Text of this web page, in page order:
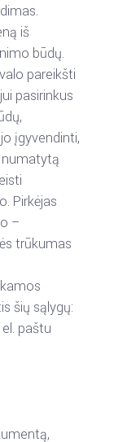
iš
būdų.
pareikšti
pasirinkus
jo įgyvendinti,
numatytą
Pirkėjas
–
trūkumas
šių sąlygų:
el. paštu